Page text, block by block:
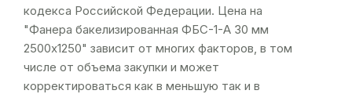
кодекса Российской Федерации. Цена на
"Фанера бакелизированная ФБС-1-А 30 мм
2500х1250" зависит от многих факторов, в том
числе от объема закупки и может
корректироваться как в меньшую так и в